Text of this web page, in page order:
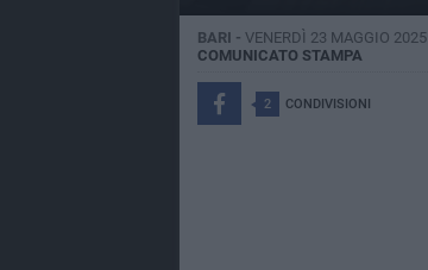
BARI - VENERDÌ 23 MAGGIO 2025
COMUNICATO STAMPA
2 CONDIVISIONI